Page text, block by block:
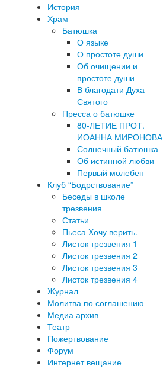
История
Храм
Батюшка
О языке
О простоте души
Об очищении и
простоте души
В благодати Духа
Святого
Пресса о батюшке
80-ЛЕТИЕ ПРОТ.
ИОАННА МИРОНОВА
Солнечный батюшка
Об истинной любви
Первый молебен
Клуб “Бодрствование”
Беседы в школе
трезвения
Статьи
Пьеса Хочу верить.
Листок трезвения 1
Листок трезвения 2
Листок трезвения 3
Листок трезвения 4
Журнал
Молитва по соглашению
Медиа архив
Театр
Пожертвование
Форум
Интернет вещание